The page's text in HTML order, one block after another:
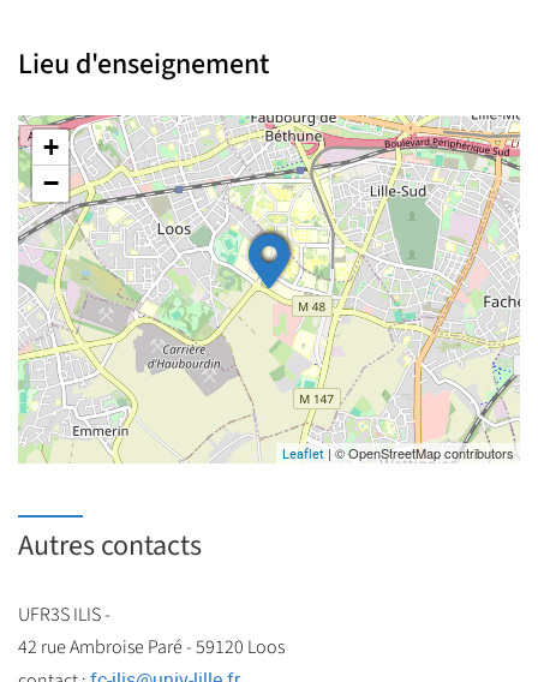
Lieu d'enseignement
+
−
Leaflet | © OpenStreetMap contributors
Autres contacts
UFR3S ILIS -
42 rue Ambroise Paré - 59120 Loos